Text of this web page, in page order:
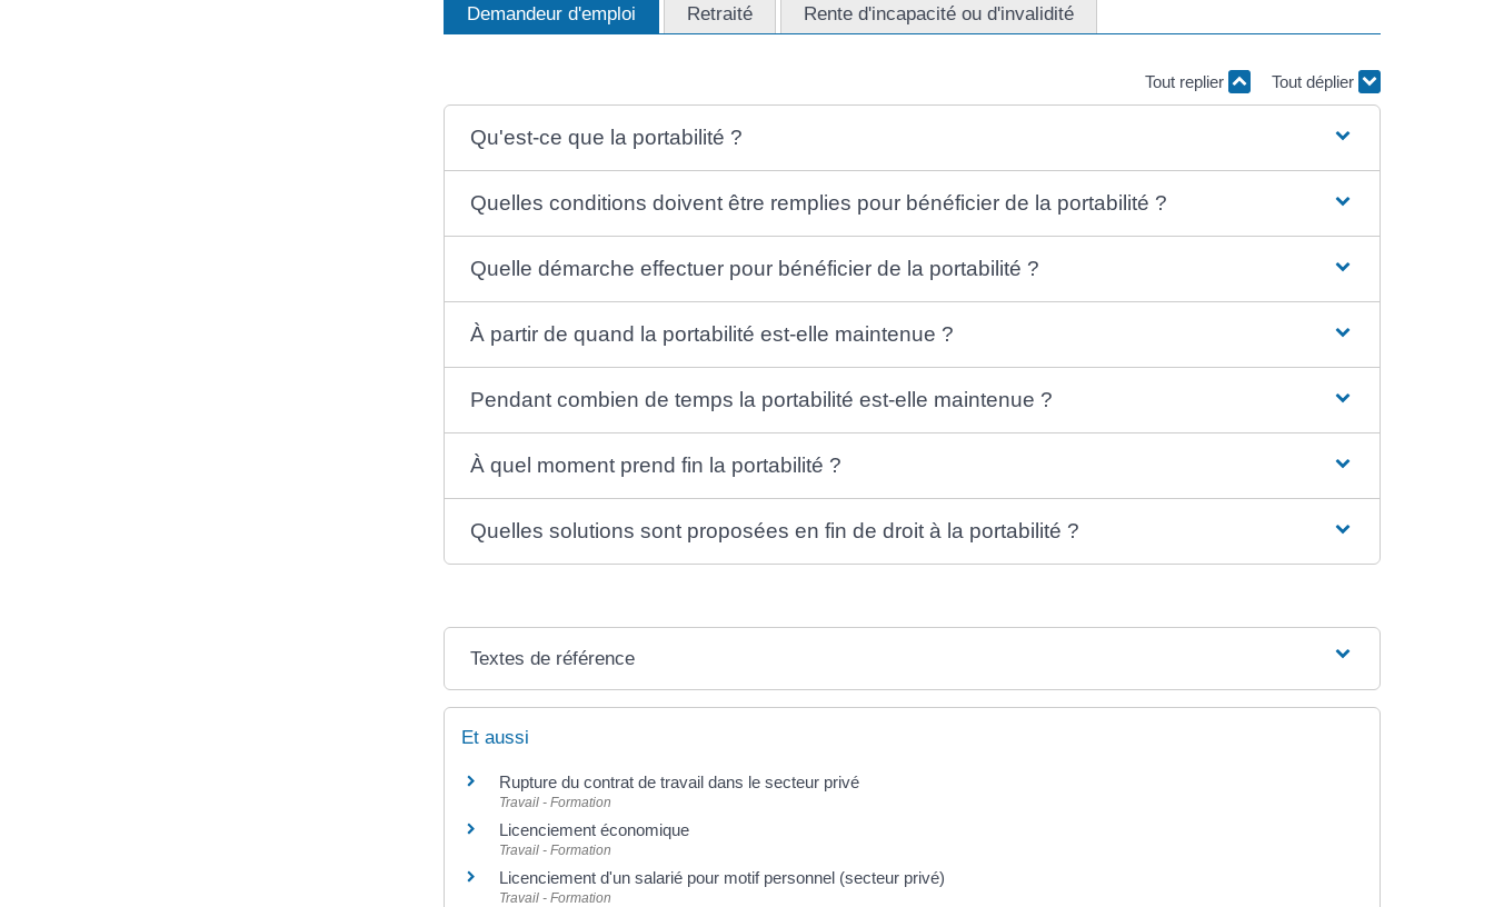
Demandeur d'emploi Retraité Rente d'incapacité ou d'invalidité
Tout replier Tout déplier
Qu'est-ce que la portabilité ?
Quelles conditions doivent être remplies pour bénéficier de la portabilité ?
Quelle démarche effectuer pour bénéficier de la portabilité ?
À partir de quand la portabilité est-elle maintenue ?
Pendant combien de temps la portabilité est-elle maintenue ?
À quel moment prend fin la portabilité ?
Quelles solutions sont proposées en fin de droit à la portabilité ?
Textes de référence
Et aussi
Rupture du contrat de travail dans le secteur privé
Travail - Formation
Licenciement économique
Travail - Formation
Licenciement d'un salarié pour motif personnel (secteur privé)
Travail - Formation